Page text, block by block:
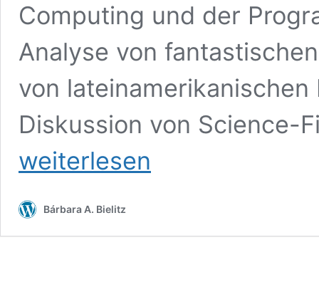
Computing und der
Analyse von
von
Diskussion von Science-
weiterlesen
Bárbara A. Bielitz